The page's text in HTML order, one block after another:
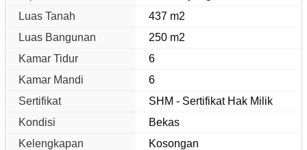
Luas Tanah
437 m2
Luas Bangunan
250 m2
Kamar Tidur
6
Kamar Mandi
6
Sertifikat
SHM - Sertifikat Hak Milik
Kondisi
Bekas
Kelengkapan
Kosongan